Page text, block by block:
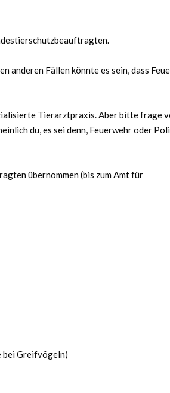
anderen Fällen könnte es sein, dass
Tierarztpraxis. Aber bitte frage
du, es sei denn, Feuerwehr oder
übernommen (bis zum Amt für
bei Greifvögeln)